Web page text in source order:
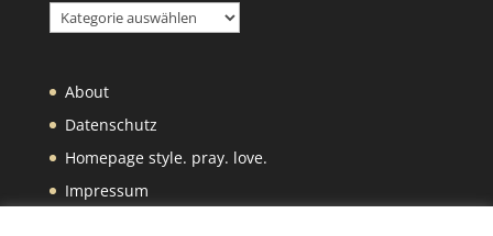
Kategorien
About
Datenschutz
Homepage style. pray. love.
Impressum